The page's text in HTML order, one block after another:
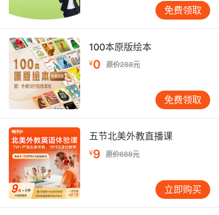
唯一可以做到不混淆的方式就是让他们熟练，学
习扎实之后才能互相分的清。这样孩子们对英语
字母和拼音的概念都各自清楚了，那么自然就不
会将二者搞混了。建议二者可以分开学习，不要
同时学习英语和汉语拼音，这样在孩子的脑海中
就分别建立起了不同的语言思维来。
免费领取
100本原版绘本
¥0 原价288元
免费领取
五节北美外教直播课
¥9 原价888元
立即购买